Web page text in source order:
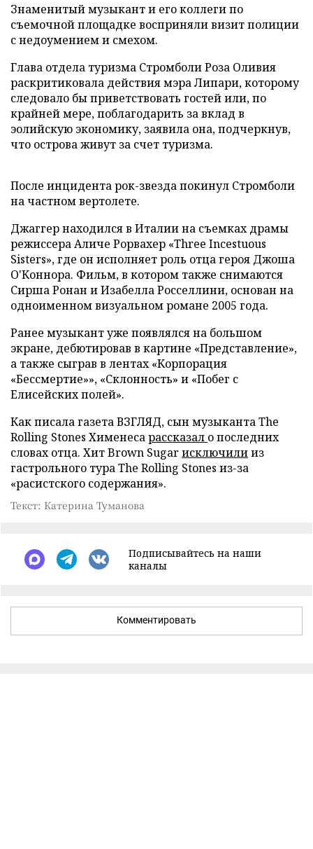
Знаменитый музыкант и его коллеги по
съемочной площадке восприняли визит полиции
с недоумением и смехом.
Глава отдела туризма Стромболи Роза Оливия
раскритиковала действия мэра Липари, которому
следовало бы приветствовать гостей или, по
крайней мере, поблагодарить за вклад в
эолийскую экономику, заявила она, подчеркнув,
что острова живут за счет туризма.
После инцидента рок-звезда покинул Стромболи
на частном вертолете.
Джаггер находился в Италии на съемках драмы
режиссера Аличе Рорвахер «Three Incestuous
Sisters», где он исполняет роль отца героя Джоша
О'Коннора. Фильм, в котором также снимаются
Сирша Ронан и Изабелла Росселлини, основан на
одноименном визуальном романе 2005 года.
Ранее музыкант уже появлялся на большом
экране, дебютировав в картине «Представление»,
а также сыграв в лентах «Корпорация
«Бессмертие»», «Склонность» и «Побег с
Елисейских полей».
Как писала газета ВЗГЛЯД, сын музыканта The
Rolling Stones Хименесарассказал о последних
словах отца. Хит Brown Sugarисключилииз
гастрольного тура The Rolling Stones из-за
«расистского содержания».
Текст: Катерина Туманова
Подписывайтесь на наши
каналы
Комментировать